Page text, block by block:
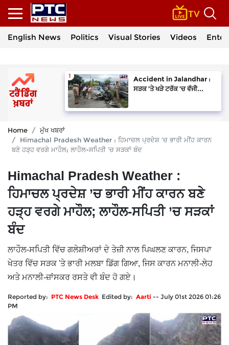
English News Politics Visual Stories Videos
Accident in Jalandhar :
ਸੜਕ ’ਤੇ ਖੜੇ ਟਰੱਕ ’ਚ ਵੱਜੀ...
Home
ਮੁੱਖ ਖਬਰਾਂ
Himachal Pradesh Weather : ਹਿਮਾਚਲ ਪ੍ਰਦੇਸ਼ ’ਚ ਭਾਰੀ ਮੀਂਹ ਕਾਰਨ
ਬਣੇ ਹੜ੍ਹ ਵਰਗੇ ਮਾਹੌਲ; ਲਾਹੌਲ-ਸਪਿਤੀ ’ਚ ਸੜਕਾਂ ਬੰਦ
Himachal Pradesh Weather :
ਹਿਮਾਚਲ ਪ੍ਰਦੇਸ਼ ’ਚ ਭਾਰੀ ਮੀਂਹ ਕਾਰਨ ਬਣੇ
ਹੜ੍ਹ ਵਰਗੇ ਮਾਹੌਲ; ਲਾਹੌਲ-ਸਪਿਤੀ ’ਚ ਸੜਕਾਂ
ਬੰਦ
ਲਾਹੌਲ-ਸਪਿਤੀ ਵਿੱਚ ਗਲੇਸ਼ੀਅਰਾਂ ਦੇ ਤੇਜ਼ੀ ਨਾਲ ਪਿਘਲਣ ਕਾਰਨ, ਜਿਸਪਾ
ਖੇਤਰ ਵਿੱਚ ਸੜਕ 'ਤੇ ਭਾਰੀ ਮਲਬਾ ਡਿੱਗ ਗਿਆ, ਜਿਸ ਕਾਰਨ ਮਨਾਲੀ-ਲੇਹ
ਅਤੇ ਮਨਾਲੀ-ਜ਼ਾਂਸਕਰ ਰਸਤੇ ਵੀ ਬੰਦ ਹੋ ਗਏ।
Reported by: PTC News Desk Edited by: Aarti -- July 01st 2026 01:26
PM